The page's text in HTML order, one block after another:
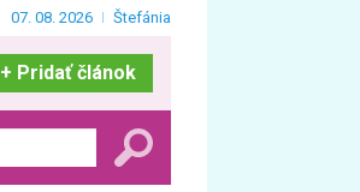
07. 08. 2026 Štefánia
+ Pridať článok